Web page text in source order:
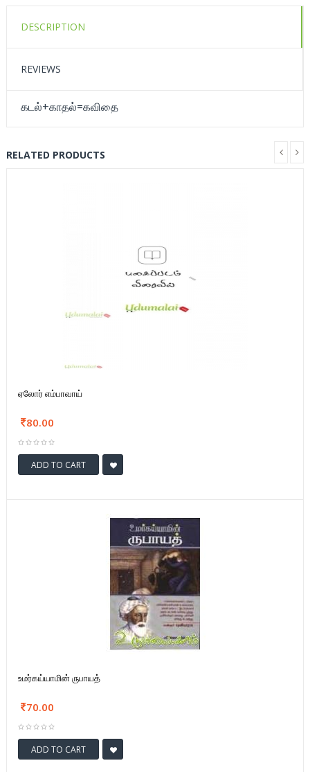
DESCRIPTION
REVIEWS
கடல்+காதல்=கவிதை
RELATED PRODUCTS
ஏலோர் எம்பாவாய்
80.00
ADD TO CART
உமர்கய்யாமின் ருபாயத்
70.00
ADD TO CART